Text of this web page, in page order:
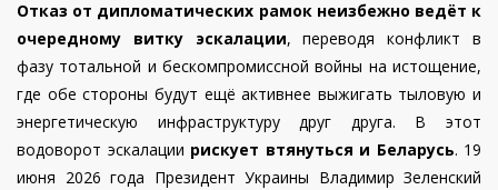
Отказ от дипломатических рамок неизбежно ведёт к
очередному витку эскалации, переводя конфликт в
фазу тотальной и бескомпромиссной войны на истощение,
где обе стороны будут ещё активнее выжигать тыловую и
энергетическую инфраструктуру друг друга. В этот
водоворот эскалации рискует втянуться и Беларусь. 19
июня 2026 года Президент Украины Владимир Зеленский